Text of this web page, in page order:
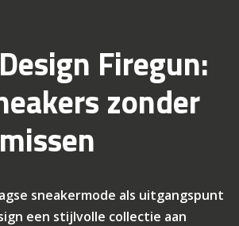
Firegun:
zonder
sneakermode als uitgangspunt
een stijlvolle collectie aan